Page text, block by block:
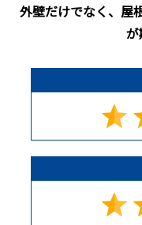
外壁だけでなく、屋
が